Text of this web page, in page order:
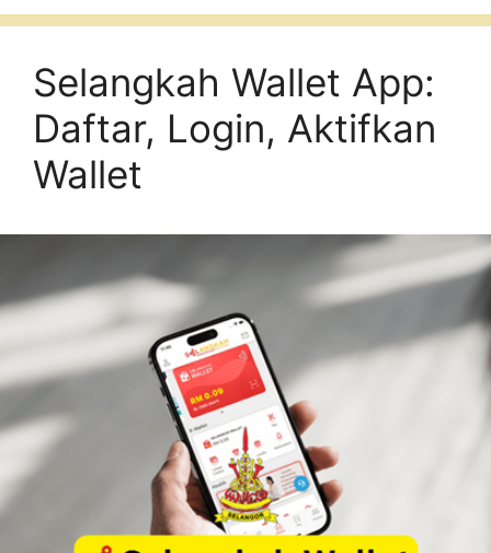
Selangkah Wallet App:
Daftar, Login, Aktifkan
Wallet